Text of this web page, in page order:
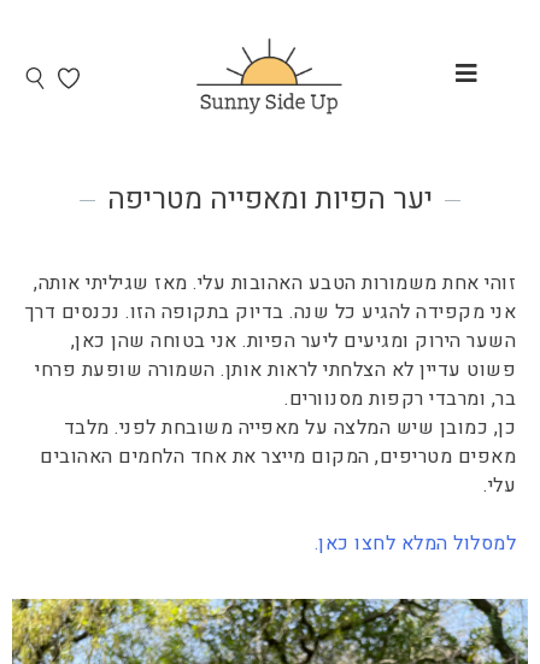
יער הפיות ומאפייה מטריפה
זוהי אחת משמורות הטבע האהובות עלי. מאז שגיליתי אותה,
אני מקפידה להגיע כל שנה. בדיוק בתקופה הזו. נכנסים דרך
השער הירוק ומגיעים ליער הפיות. אני בטוחה שהן כאן,
פשוט עדיין לא הצלחתי לראות אותן. השמורה שופעת פרחי
בר, ומרבדי רקפות מסנוורים.
כן, כמובן שיש המלצה על מאפייה משובחת לפני. מלבד
מאפים מטריפים, המקום מייצר את אחד הלחמים האהובים
עלי.
למסלול המלא לחצו כאן.